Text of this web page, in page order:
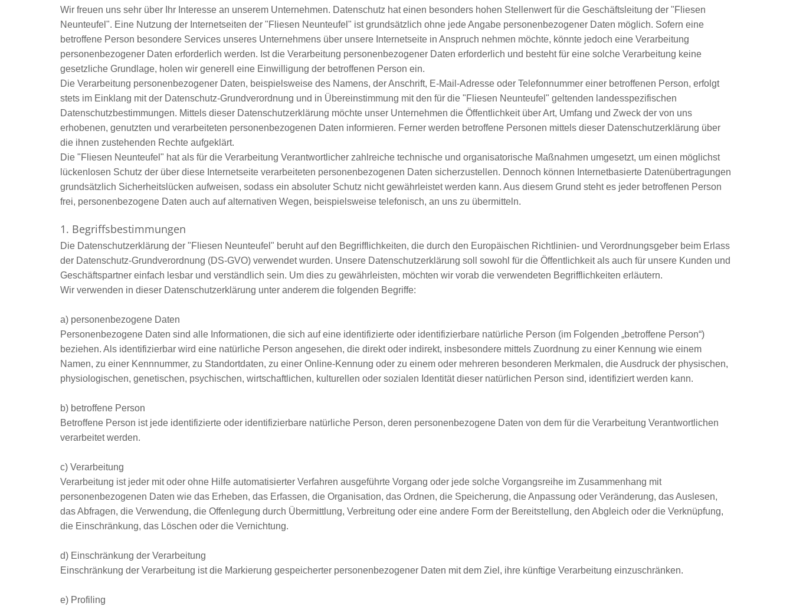
Wir freuen uns sehr über Ihr Interesse an unserem Unternehmen. Datenschutz hat einen besonders hohen Stellenwert für die Geschäftsleitung der "Fliesen
Neunteufel". Eine Nutzung der Internetseiten der "Fliesen Neunteufel" ist grundsätzlich ohne jede Angabe personenbezogener Daten möglich. Sofern eine
betroffene Person besondere Services unseres Unternehmens über unsere Internetseite in Anspruch nehmen möchte, könnte jedoch eine Verarbeitung
personenbezogener Daten erforderlich werden. Ist die Verarbeitung personenbezogener Daten erforderlich und besteht für eine solche Verarbeitung keine
gesetzliche Grundlage, holen wir generell eine Einwilligung der betroffenen Person ein.
Die Verarbeitung personenbezogener Daten, beispielsweise des Namens, der Anschrift, E-Mail-Adresse oder Telefonnummer einer betroffenen Person, erfolgt
stets im Einklang mit der Datenschutz-Grundverordnung und in Übereinstimmung mit den für die "Fliesen Neunteufel" geltenden landesspezifischen
Datenschutzbestimmungen. Mittels dieser Datenschutzerklärung möchte unser Unternehmen die Öffentlichkeit über Art, Umfang und Zweck der von uns
erhobenen, genutzten und verarbeiteten personenbezogenen Daten informieren. Ferner werden betroffene Personen mittels dieser Datenschutzerklärung über
die ihnen zustehenden Rechte aufgeklärt.
Die "Fliesen Neunteufel" hat als für die Verarbeitung Verantwortlicher zahlreiche technische und organisatorische Maßnahmen umgesetzt, um einen möglichst
lückenlosen Schutz der über diese Internetseite verarbeiteten personenbezogenen Daten sicherzustellen. Dennoch können Internetbasierte Datenübertragungen
grundsätzlich Sicherheitslücken aufweisen, sodass ein absoluter Schutz nicht gewährleistet werden kann. Aus diesem Grund steht es jeder betroffenen Person
frei, personenbezogene Daten auch auf alternativen Wegen, beispielsweise telefonisch, an uns zu übermitteln.
1. Begriffsbestimmungen
Die Datenschutzerklärung der "Fliesen Neunteufel" beruht auf den Begrifflichkeiten, die durch den Europäischen Richtlinien- und Verordnungsgeber beim Erlass
der Datenschutz-Grundverordnung (DS-GVO) verwendet wurden. Unsere Datenschutzerklärung soll sowohl für die Öffentlichkeit als auch für unsere Kunden und
Geschäftspartner einfach lesbar und verständlich sein. Um dies zu gewährleisten, möchten wir vorab die verwendeten Begrifflichkeiten erläutern.
Wir verwenden in dieser Datenschutzerklärung unter anderem die folgenden Begriffe:
a) personenbezogene Daten
Personenbezogene Daten sind alle Informationen, die sich auf eine identifizierte oder identifizierbare natürliche Person (im Folgenden „betroffene Person“)
beziehen. Als identifizierbar wird eine natürliche Person angesehen, die direkt oder indirekt, insbesondere mittels Zuordnung zu einer Kennung wie einem
Namen, zu einer Kennnummer, zu Standortdaten, zu einer Online-Kennung oder zu einem oder mehreren besonderen Merkmalen, die Ausdruck der physischen,
physiologischen, genetischen, psychischen, wirtschaftlichen, kulturellen oder sozialen Identität dieser natürlichen Person sind, identifiziert werden kann.
b) betroffene Person
Betroffene Person ist jede identifizierte oder identifizierbare natürliche Person, deren personenbezogene Daten von dem für die Verarbeitung Verantwortlichen
verarbeitet werden.
c) Verarbeitung
Verarbeitung ist jeder mit oder ohne Hilfe automatisierter Verfahren ausgeführte Vorgang oder jede solche Vorgangsreihe im Zusammenhang mit
personenbezogenen Daten wie das Erheben, das Erfassen, die Organisation, das Ordnen, die Speicherung, die Anpassung oder Veränderung, das Auslesen,
das Abfragen, die Verwendung, die Offenlegung durch Übermittlung, Verbreitung oder eine andere Form der Bereitstellung, den Abgleich oder die Verknüpfung,
die Einschränkung, das Löschen oder die Vernichtung.
d) Einschränkung der Verarbeitung
Einschränkung der Verarbeitung ist die Markierung gespeicherter personenbezogener Daten mit dem Ziel, ihre künftige Verarbeitung einzuschränken.
e) Profiling